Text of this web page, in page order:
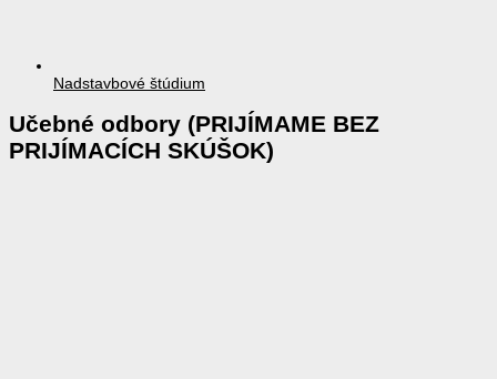
Nadstavbové štúdium
Učebné odbory (PRIJÍMAME BEZ
PRIJÍMACÍCH SKÚŠOK)